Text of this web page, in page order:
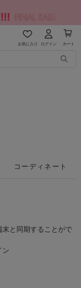
お気に入り ログイン カート
コーディネート
と同期することがで
ン